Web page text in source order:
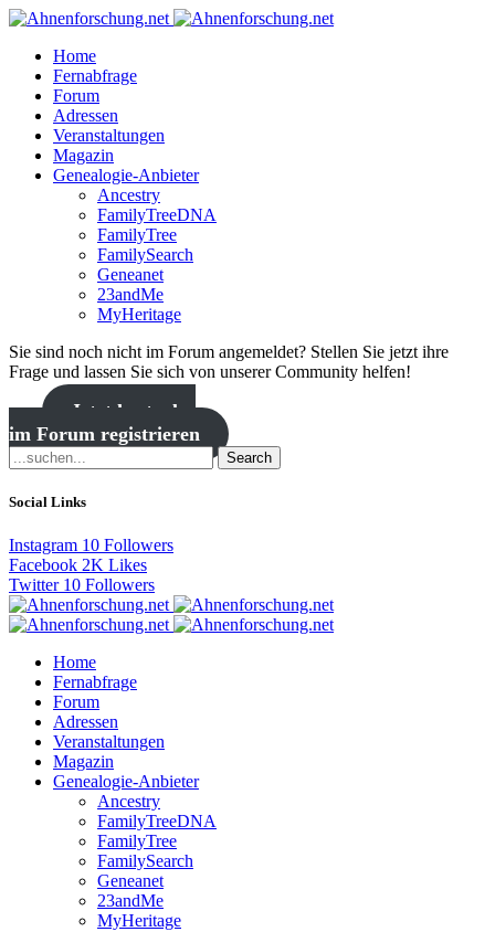
Home
Fernabfrage
Forum
Adressen
Veranstaltungen
Magazin
Genealogie-Anbieter
Ancestry
FamilyTreeDNA
FamilyTree
FamilySearch
Geneanet
23andMe
MyHeritage
Sie sind noch nicht im Forum angemeldet? Stellen Sie jetzt ihre
Frage und lassen Sie sich von unserer Community helfen!
Jetzt kostenlos
im Forum registrieren
Search
Social Links
Instagram 10 Followers
Facebook 2K Likes
Twitter 10 Followers
Home
Fernabfrage
Forum
Adressen
Veranstaltungen
Magazin
Genealogie-Anbieter
Ancestry
FamilyTreeDNA
FamilyTree
FamilySearch
Geneanet
23andMe
MyHeritage